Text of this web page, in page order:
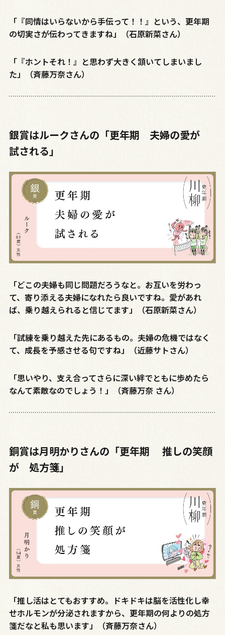
「『同情はいらないから手伝って！！』という、更年期
の切実さが伝わってきますね」（石原新菜さん）
「『ホントそれ！』と思わず大きく頷いてしまいまし
た」（斉藤万奈さん）
銀賞はルークさんの「更年期 夫婦の愛が
試される」
「どこの夫婦も同じ問題だろうなと。お互いを労わっ
て、寄り添える夫婦になれたら良いですね。愛があれ
ば、乗り越えられると信じてます」（石原新菜さん）
「試練を乗り越えた先にあるもの。夫婦の危機ではなく
て、成長を予感させる句ですね」（近藤サトさん）
「思いやり、支え合ってさらに深い絆でともに歩めたら
なんて素敵なのでしょう！」（斉藤万奈 さん）
銅賞は月明かりさんの「更年期 推しの笑顔
が 処方箋」
「推し活はとてもおすすめ。ドキドキは脳を活性化し幸
せホルモンが分泌されますから、更年期の何よりの処方
箋だなと私も思います」（斉藤万奈さん）